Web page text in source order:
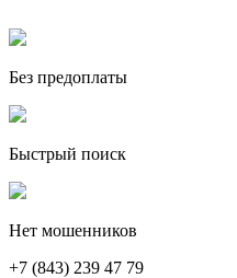
Без предоплаты
Быстрый поиск
Нет мошенников
+7 (843) 239 47 79